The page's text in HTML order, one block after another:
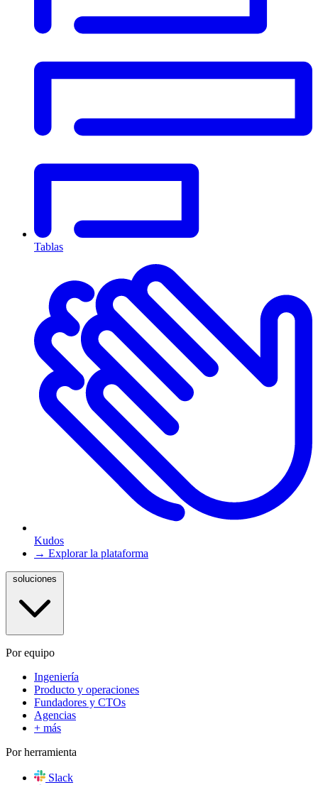
Tablas
Kudos
→ Explorar la plataforma
Por equipo
Ingeniería
Producto y operaciones
Fundadores y CTOs
Agencias
+ más
Por herramienta
Slack